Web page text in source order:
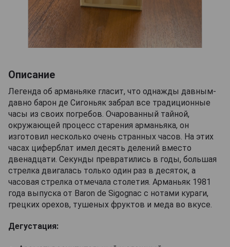
Описание
Легенда об арманьяке гласит, что однажды давным-
давно барон де Сигоньяк забрал все традиционные
часы из своих погребов. Очарованный тайной,
окружающей процесс старения арманьяка, он
изготовил несколько очень странных часов. На этих
часах циферблат имел десять делений вместо
двенадцати. Секунды превратились в годы, большая
стрелка двигалась только один раз в десяток, а
часовая стрелка отмечала столетия. Арманьяк 1981
года выпуска от Baron de Sigognac с нотами кураги,
грецких орехов, тушеных фруктов и меда во вкусе.
Дегустация: